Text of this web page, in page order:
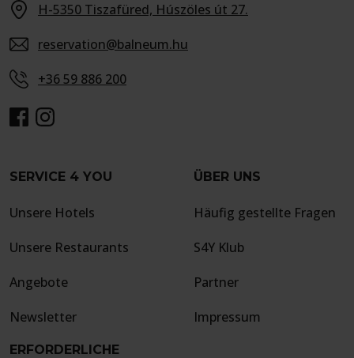
H-5350 Tiszafüred, Húszöles út 27.
reservation@balneum.hu
+36 59 886 200
SERVICE 4 YOU
Unsere Hotels
Unsere Restaurants
Angebote
Newsletter
ÜBER UNS
Häufig gestellte Fragen
S4Y Klub
Partner
Impressum
ERFORDERLICHE